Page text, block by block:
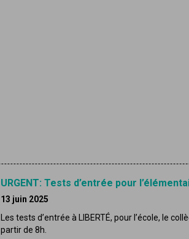
URGENT: Tests d’entrée pour
13 juin 2025
Les tests d’entrée à LIBERTÉ, pour l’école, le
partir de 8h.